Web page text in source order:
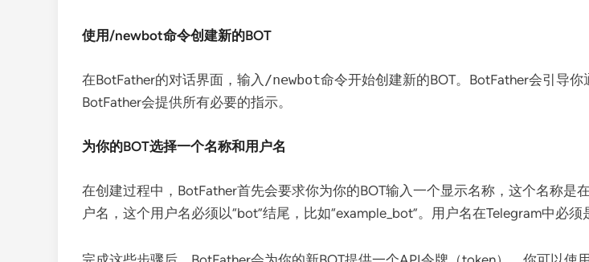
使用/newbot命令创建新的BOT
在BotFather的对话界面，输入 /newbot命令开始创建新的BOT。BotFather会引导
BotFather会提供所有必要的指示。
为你的BOT选择一个名称和用户名
在创建过程中，BotFather首先会要求你为你的BOT输入一个显示名称，这个名称是
户名，这个用户名必须以“bot”结尾，比如“example_bot”。用户名在Telegram中必